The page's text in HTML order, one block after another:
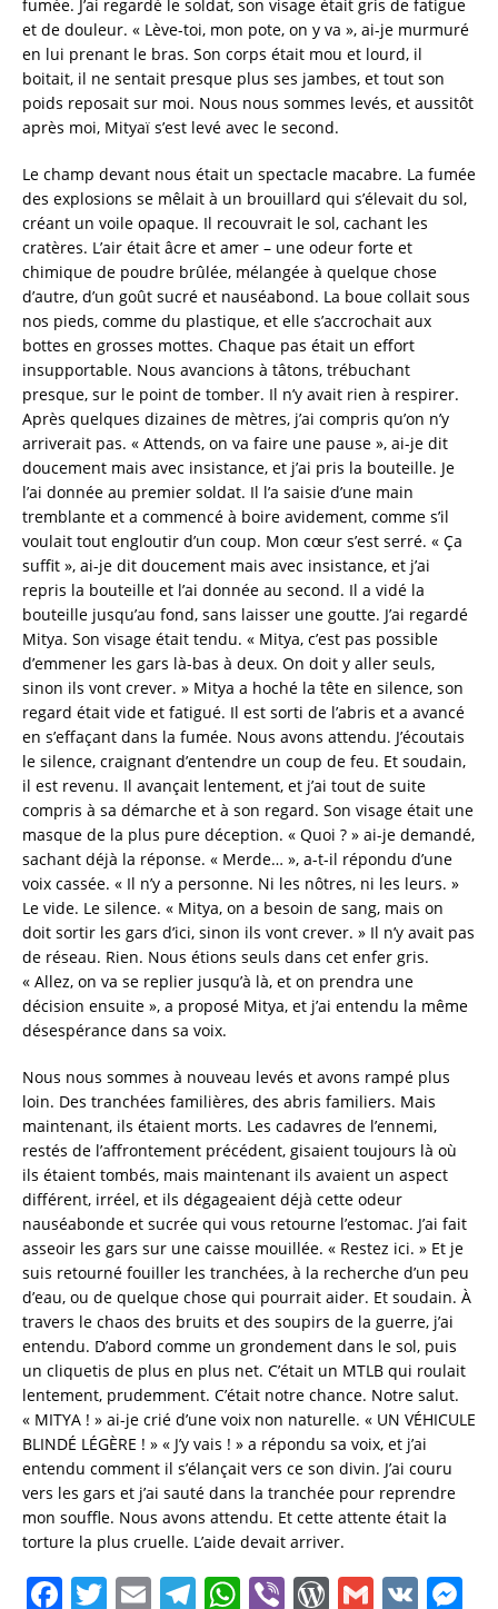
fumée. J’ai regardé le soldat, son visage était gris de fatigue
et de douleur. « Lève-toi, mon pote, on y va », ai-je murmuré
en lui prenant le bras. Son corps était mou et lourd, il
boitait, il ne sentait presque plus ses jambes, et tout son
poids reposait sur moi. Nous nous sommes levés, et aussitôt
après moi, Mityaï s’est levé avec le second.
Le champ devant nous était un spectacle macabre. La fumée
des explosions se mêlait à un brouillard qui s’élevait du sol,
créant un voile opaque. Il recouvrait le sol, cachant les
cratères. L’air était âcre et amer – une odeur forte et
chimique de poudre brûlée, mélangée à quelque chose
d’autre, d’un goût sucré et nauséabond. La boue collait sous
nos pieds, comme du plastique, et elle s’accrochait aux
bottes en grosses mottes. Chaque pas était un effort
insupportable. Nous avancions à tâtons, trébuchant
presque, sur le point de tomber. Il n’y avait rien à respirer.
Après quelques dizaines de mètres, j’ai compris qu’on n’y
arriverait pas. « Attends, on va faire une pause », ai-je dit
doucement mais avec insistance, et j’ai pris la bouteille. Je
l’ai donnée au premier soldat. Il l’a saisie d’une main
tremblante et a commencé à boire avidement, comme s’il
voulait tout engloutir d’un coup. Mon cœur s’est serré. « Ça
suffit », ai-je dit doucement mais avec insistance, et j’ai
repris la bouteille et l’ai donnée au second. Il a vidé la
bouteille jusqu’au fond, sans laisser une goutte. J’ai regardé
Mitya. Son visage était tendu. « Mitya, c’est pas possible
d’emmener les gars là-bas à deux. On doit y aller seuls,
sinon ils vont crever. » Mitya a hoché la tête en silence, son
regard était vide et fatigué. Il est sorti de l’abris et a avancé
en s’effaçant dans la fumée. Nous avons attendu. J’écoutais
le silence, craignant d’entendre un coup de feu. Et soudain,
il est revenu. Il avançait lentement, et j’ai tout de suite
compris à sa démarche et à son regard. Son visage était une
masque de la plus pure déception. « Quoi ? » ai-je demandé,
sachant déjà la réponse. « Merde… », a-t-il répondu d’une
voix cassée. « Il n’y a personne. Ni les nôtres, ni les leurs. »
Le vide. Le silence. « Mitya, on a besoin de sang, mais on
doit sortir les gars d’ici, sinon ils vont crever. » Il n’y avait pas
de réseau. Rien. Nous étions seuls dans cet enfer gris.
« Allez, on va se replier jusqu’à là, et on prendra une
décision ensuite », a proposé Mitya, et j’ai entendu la même
désespérance dans sa voix.
Nous nous sommes à nouveau levés et avons rampé plus
loin. Des tranchées familières, des abris familiers. Mais
maintenant, ils étaient morts. Les cadavres de l’ennemi,
restés de l’affrontement précédent, gisaient toujours là où
ils étaient tombés, mais maintenant ils avaient un aspect
différent, irréel, et ils dégageaient déjà cette odeur
nauséabonde et sucrée qui vous retourne l’estomac. J’ai fait
asseoir les gars sur une caisse mouillée. « Restez ici. » Et je
suis retourné fouiller les tranchées, à la recherche d’un peu
d’eau, ou de quelque chose qui pourrait aider. Et soudain. À
travers le chaos des bruits et des soupirs de la guerre, j’ai
entendu. D’abord comme un grondement dans le sol, puis
un cliquetis de plus en plus net. C’était un MTLB qui roulait
lentement, prudemment. C’était notre chance. Notre salut.
« MITYA ! » ai-je crié d’une voix non naturelle. « UN VÉHICULE
BLINDÉ LÉGÈRE ! » « J’y vais ! » a répondu sa voix, et j’ai
entendu comment il s’élançait vers ce son divin. J’ai couru
vers les gars et j’ai sauté dans la tranchée pour reprendre
mon souffle. Nous avons attendu. Et cette attente était la
torture la plus cruelle. L’aide devait arriver.
F T E T W Vi W G V